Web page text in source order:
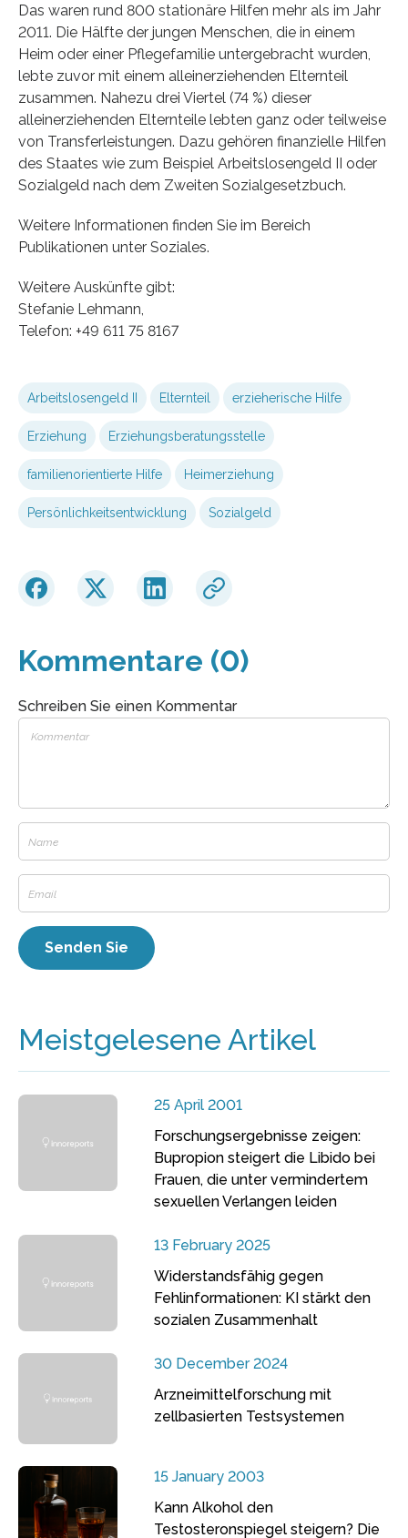
Das waren rund 800 stationäre Hilfen mehr als im Jahr
2011. Die Hälfte der jungen Menschen, die in einem
Heim oder einer Pflegefamilie untergebracht wurden,
lebte zuvor mit einem alleinerziehenden Elternteil
zusammen. Nahezu drei Viertel (74 %) dieser
alleinerziehenden Elternteile lebten ganz oder teilweise
von Transferleistungen. Dazu gehören finanzielle Hilfen
des Staates wie zum Beispiel Arbeitslosengeld II oder
Sozialgeld nach dem Zweiten Sozialgesetzbuch.
Weitere Informationen finden Sie im Bereich
Publikationen unter Soziales.
Weitere Auskünfte gibt:
Stefanie Lehmann,
Telefon: +49 611 75 8167
Arbeitslosengeld II Elternteil erzieherische Hilfe
Er­zie­hung Erziehungsberatungsstelle
familienorientierte Hilfe Heimerziehung
Persönlichkeitsentwicklung Sozialgeld
Kommentare (0)
Schreiben Sie einen Kommentar
Meistgelesene Artikel
25 April 2001
Forschungsergebnisse zeigen:
Bupropion steigert die Libido bei
Frauen, die unter vermindertem
sexuellen Verlangen leiden
13 February 2025
Widerstandsfähig gegen
Fehlinformationen: KI stärkt den
sozialen Zusammenhalt
30 December 2024
Arzneimittelforschung mit
zellbasierten Testsystemen
15 January 2003
Kann Alkohol den
Testosteronspiegel steigern? Die